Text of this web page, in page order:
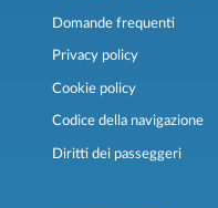
Domande frequenti
Privacy policy
Cookie policy
Codice della navigazione
Diritti dei passeggeri